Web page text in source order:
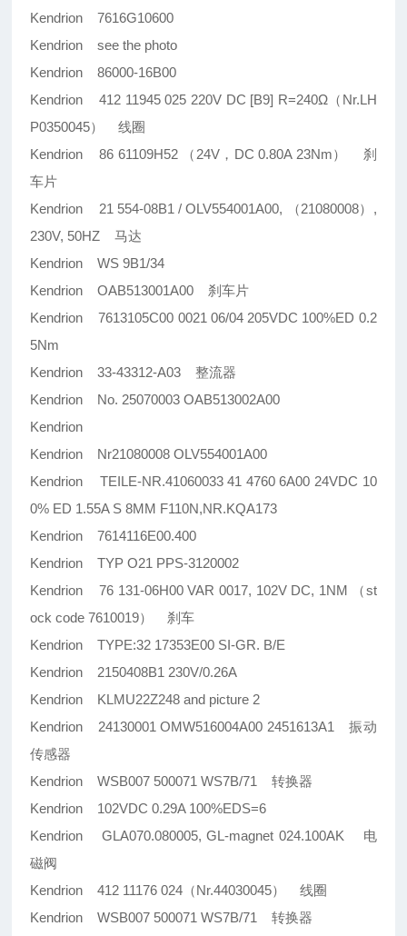
Kendrion 7616G10600
Kendrion see the photo
Kendrion 86000-16B00
Kendrion 412 11945 025 220V DC [B9] R=240Ω（Nr.LH
P0350045） 线圈
Kendrion 86 61109H52 （24V，DC 0.80A 23Nm） 刹
车片
Kendrion 21 554-08B1 / OLV554001A00, （21080008）,
230V, 50HZ 马达
Kendrion WS 9B1/34
Kendrion OAB513001A00 刹车片
Kendrion 7613105C00 0021 06/04 205VDC 100%ED 0.2
5Nm
Kendrion 33-43312-A03 整流器
Kendrion No. 25070003 OAB513002A00
Kendrion
Kendrion Nr21080008 OLV554001A00
Kendrion TEILE-NR.41060033 41 4760 6A00 24VDC 10
0% ED 1.55A S 8MM F110N,NR.KQA173
Kendrion 7614116E00.400
Kendrion TYP O21 PPS-3120002
Kendrion 76 131-06H00 VAR 0017, 102V DC, 1NM （st
ock code 7610019） 刹车
Kendrion TYPE:32 17353E00 SI-GR. B/E
Kendrion 2150408B1 230V/0.26A
Kendrion KLMU22Z248 and picture 2
Kendrion 24130001 OMW516004A00 2451613A1 振动
传感器
Kendrion WSB007 500071 WS7B/71 转换器
Kendrion 102VDC 0.29A 100%EDS=6
Kendrion GLA070.080005, GL-magnet 024.100AK 电
磁阀
Kendrion 412 11176 024（Nr.44030045） 线圈
Kendrion WSB007 500071 WS7B/71 转换器